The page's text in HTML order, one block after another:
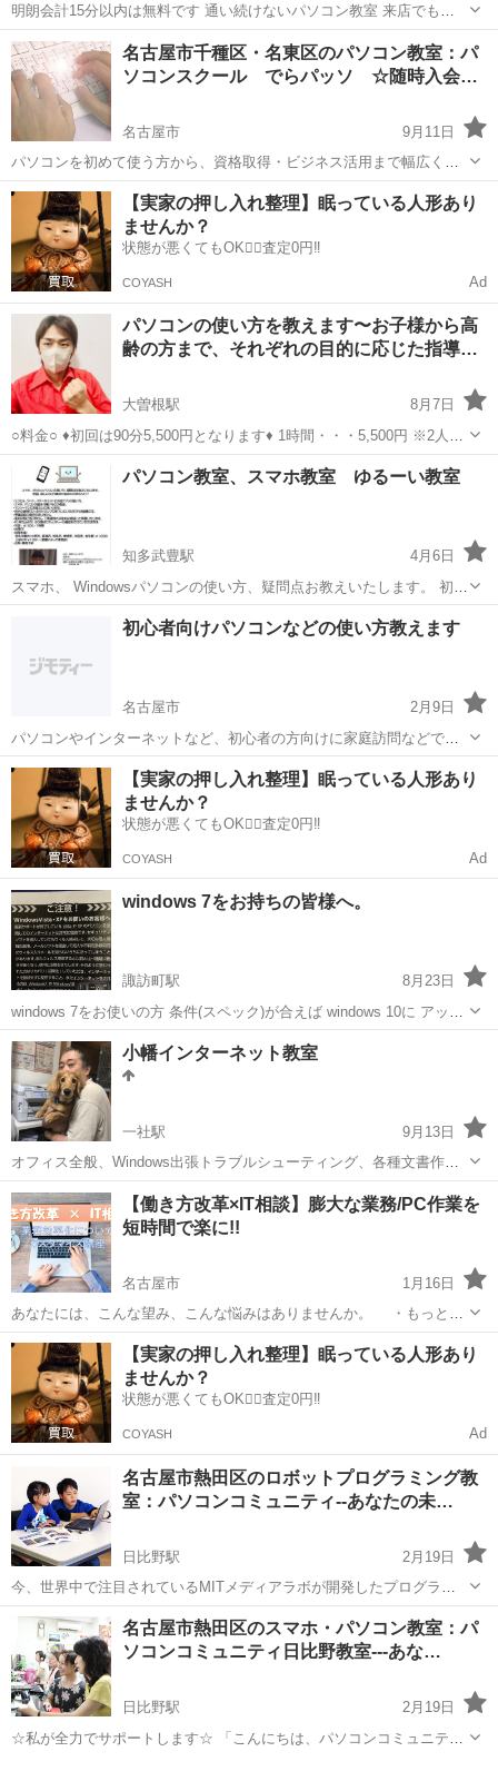
明朗会計15分以内は無料です 通い続けないパソコン教室 来店でも
zoom anydeskで遠隔操作も可能です スマホとパソコンコーチ&ドクタ
ー pc基本 画像 動画 音楽など概ね全般で指導します Adobe cyb...
愛知 名古屋市 中村公園駅 Windows総合 回数券
名古屋市千種区・名東区のパソコン教室：パ
ソコンスクール でらパッソ ☆随時入会…
名古屋市
9月11日
パソコンを初めて使う方から、資格取得・ビジネス活用まで幅広く学
ぶことができます。 小学生から８０代の方まで幅広く通われていま
す。個別指導タイプのパソコンスクールです。 パソコンの持ち込みは
もちろんOK！ほとんどの方が持ち...
愛知 名古屋市 Windows総合 持ち込み
【実家の押し入れ整理】眠っている人形あり
ませんか？
状態が悪くてもOK🙆‍♀️査定0円‼️
COYASH Ad
パソコンの使い方を教えます〜お子様から高
齢の方まで、それぞれの目的に応じた指導…
大曽根駅
8月7日
○料金○ ♦︎初回は90分5,500円となります♦︎ 1時間・・・5,500円 ※2人ま
で同時に指導が可能になります。2人でも料金は変わりません。 ・大
曽根駅近辺のマンションで指導することができます。...
愛知 名古屋市 大曽根駅 Windows総合 Wordpress
パソコン教室、スマホ教室 ゆるーい教室
知多武豊駅
4月6日
スマホ、 Windowsパソコンの使い方、疑問点お教えいたします。 初
回、試しに30分無料で始めてみませんか？ ・エクセル、ワード、パワ
ーポイントその他アプリの使い方。 ・スマホ、パソコンの調子が悪い
知多郡 知多武豊駅 Windows総合 料金
初心者向けパソコンなどの使い方教えます
名古屋市
2月9日
パソコンやインターネットなど、初心者の方向けに家庭訪問などでア
ドバイスいたします。 Windows、オフィス関連、ホームページ
（HTML、WORD PRESSなど）、ヤフオクなど、パソコンで色々とチ
ャレンジしてみたい方をサ...
愛知 名古屋市 Windows総合 家庭訪問
【実家の押し入れ整理】眠っている人形あり
ませんか？
状態が悪くてもOK🙆‍♀️査定0円‼️
COYASH Ad
windows 7をお持ちの皆様へ。
諏訪町駅
8月23日
windows 7をお使いの方 条件(スペック)が合えば windows 10に アップ
グレード出来ます！ windows 7～window10は8000円で アップグレード
しますよ！！ お問い合わせお待ちしています！
愛知 豊川市 諏訪町駅 Windows総合
小幡インターネット教室
一社駅
9月13日
オフィス全般、Windows出張トラブルシューティング、各種文書作
成、お悩みを解決へ導くお手伝いも出来ますし法律事務所での勤務経
験も有るのでそう言ったご相談にものれます。遠隔での作業にも対応
出来ます。お気軽にお問い合わせ下さい。
愛知 名古屋市 一社駅 Windows総合
【働き方改革×IT相談】膨大な業務/PC作業を
短時間で楽に!!
名古屋市
1月16日
あなたには、こんな望み、こんな悩みはありませんか。 ・もっと、
時間の余裕を作りたい ・ズバリ、パソコンが得意になりたい ・ズ
バリ、もっと仕事ができるようになりたい ・社内で自分を差別化さ
せるスキルを身...
愛知 名古屋市 Windows総合 プロフィール
【実家の押し入れ整理】眠っている人形あり
ませんか？
状態が悪くてもOK🙆‍♀️査定0円‼️
COYASH Ad
名古屋市熱田区のロボットプログラミング教
室：パソコンコミュニティ--あなたの未…
日比野駅
2月19日
今、世界中で注目されているMITメディアラボが開発したプログラミ
ング環境「Scratch（スクチ）」をベースにしたオリジナルのプログラ
ミングソフトと自由自在に繋がるアーテックブロックを使った、子ど
もたちがロボット作りに夢中に...
愛知 名古屋市 日比野駅 Windows総合 コミュニティ
名古屋市熱田区のスマホ・パソコン教室：パ
ソコンコミュニティ日比野教室---あな…
日比野駅
2月19日
☆私が全力でサポートします☆ 「こんにちは、パソコンコミュニティ